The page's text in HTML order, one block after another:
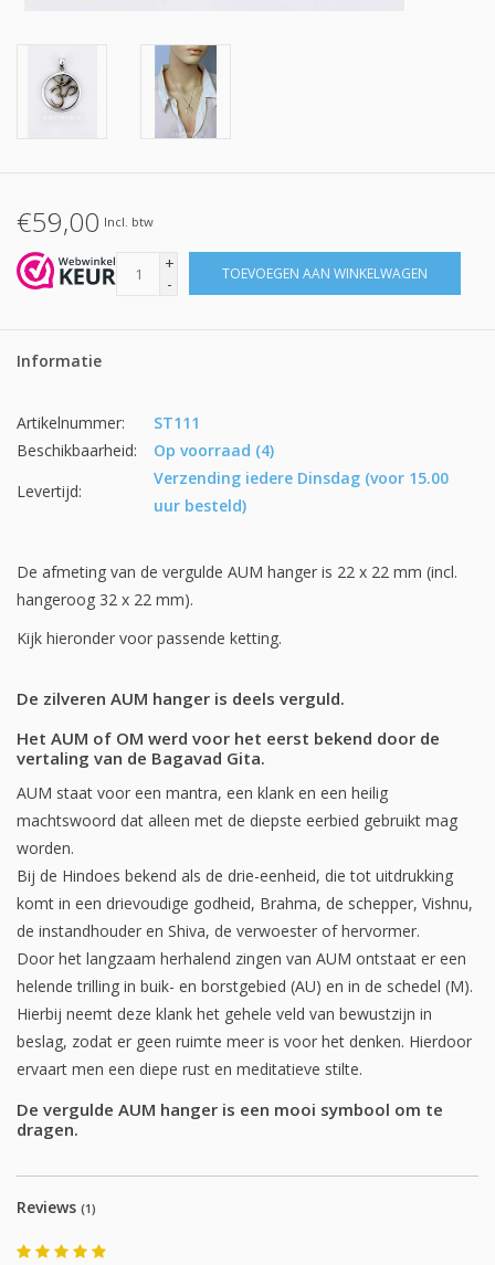
€59,00 Incl. btw
+
-
TOEVOEGEN AAN WINKELWAGEN
Informatie
Artikelnummer:
ST111
Beschikbaarheid:
Op voorraad (4)
Levertijd:
Verzending iedere Dinsdag (voor 15.00
uur besteld)
De afmeting van de vergulde AUM hanger is 22 x 22 mm (incl.
hangeroog 32 x 22 mm).
Kijk hieronder voor passende ketting.
De zilveren AUM hanger is deels verguld.
Het AUM of OM werd voor het eerst bekend door de
vertaling van de Bagavad Gita.
AUM staat voor een mantra, een klank en een heilig
machtswoord dat alleen met de diepste eerbied gebruikt mag
worden.
Bij de Hindoes bekend als de drie-eenheid, die tot uitdrukking
komt in een drievoudige godheid, Brahma, de schepper, Vishnu,
de instandhouder en Shiva, de verwoester of hervormer.
Door het langzaam herhalend zingen van AUM ontstaat er een
helende trilling in buik- en borstgebied (AU) en in de schedel (M).
Hierbij neemt deze klank het gehele veld van bewustzijn in
beslag, zodat er geen ruimte meer is voor het denken. Hierdoor
ervaart men een diepe rust en meditatieve stilte.
De vergulde AUM hanger is een mooi symbool om te
dragen.
Reviews (1)